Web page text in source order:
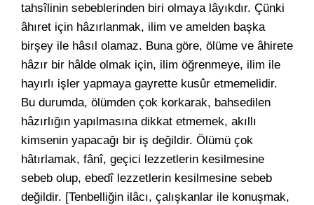
tahsîlinin sebeblerinden biri olmaya lâyıkdır. Çünki
âhıret için hâzırlanmak, ilim ve amelden başka
birşey ile hâsıl olamaz. Buna göre, ölüme ve âhirete
hâzır bir hâlde olmak için, ilim öğrenmeye, ilim ile
hayırlı işler yapmaya gayrette kusûr etmemelidir.
Bu durumda, ölümden çok korkarak, bahsedilen
hâzırlığın yapılmasına dikkat etmemek, akıllı
kimsenin yapacağı bir iş değildir. Ölümü çok
hâtırlamak, fânî, geçici lezzetlerin kesilmesine
sebeb olup, ebedî lezzetlerin kesilmesine sebeb
değildir. [Tenbelliğin ilâcı, çalışkanlar ile konuşmak,